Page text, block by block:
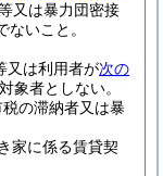
又は暴力団密接
ないこと。
又は利用者が次の
象者としない。
の滞納者又は暴
家に係る賃貸契